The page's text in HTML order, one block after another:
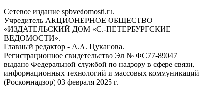
Сетевое издание spbvedomosti.ru.
Учредитель АКЦИОНЕРНОЕ ОБЩЕСТВО
«ИЗДАТЕЛЬСКИЙ ДОМ «С.-ПЕТЕРБУРГСКИЕ
ВЕДОМОСТИ».
Главный редактор - А.А. Цуканова.
Регистрационное свидетельство Эл № ФС77-89047
выдано Федеральной службой по надзору в сфере связи,
информационных технологий и массовых коммуникаций
(Роскомнадзор) 03 февраля 2025 г.